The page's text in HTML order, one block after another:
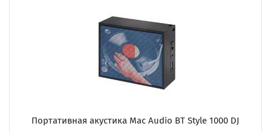
Портативная акустика Mac Audio BT Style 1000 DJ